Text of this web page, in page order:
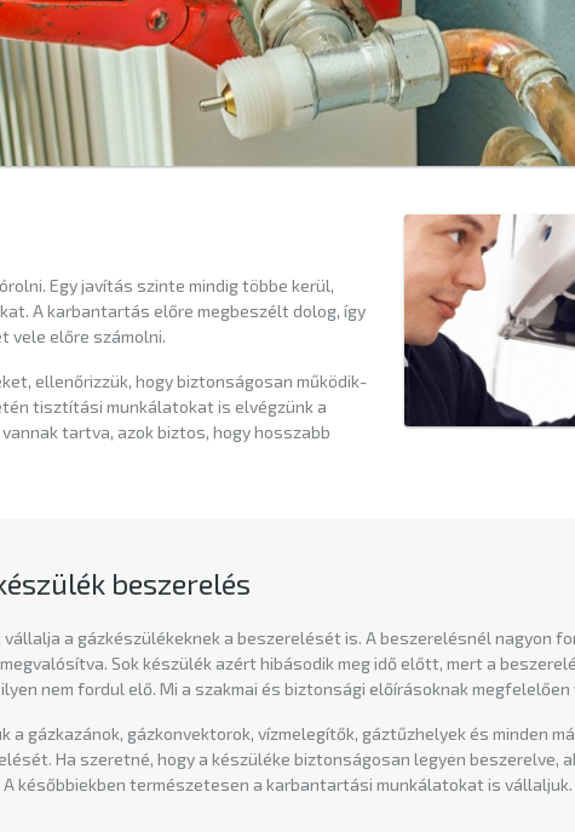
Egy javítás szinte mindig többe kerül,
A karbantartás előre megbeszélt dolog, így
vele előre számolni.
ellenőrizzük, hogy biztonságosan működik-
tisztítási munkálatokat is elvégzünk a
tartva, azok biztos, hogy hosszabb
beszerelés
vállalja a gázkészülékeknek a beszerelését is. A beszerelésnél nagyon
Sok készülék azért hibásodik meg idő előtt, mert a
nem fordul elő. Mi a szakmai és biztonsági előírásoknak
a gázkazánok, gázkonvektorok, vízmelegítők, gáztűzhelyek és minden
Ha szeretné, hogy a készüléke biztonságosan legyen beszerelve,
A későbbiekben természetesen a karbantartási munkálatokat is vállaljuk.